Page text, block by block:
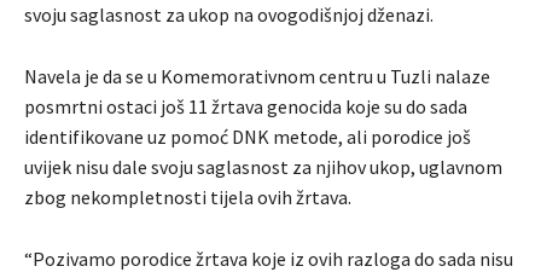
svoju saglasnost za ukop na ovogodišnjoj dženazi.
Navela je da se u Komemorativnom centru u Tuzli nalaze
posmrtni ostaci još 11 žrtava genocida koje su do sada
identifikovane uz pomoć DNK metode, ali porodice još
uvijek nisu dale svoju saglasnost za njihov ukop, uglavnom
zbog nekompletnosti tijela ovih žrtava.
“Pozivamo porodice žrtava koje iz ovih razloga do sada nisu